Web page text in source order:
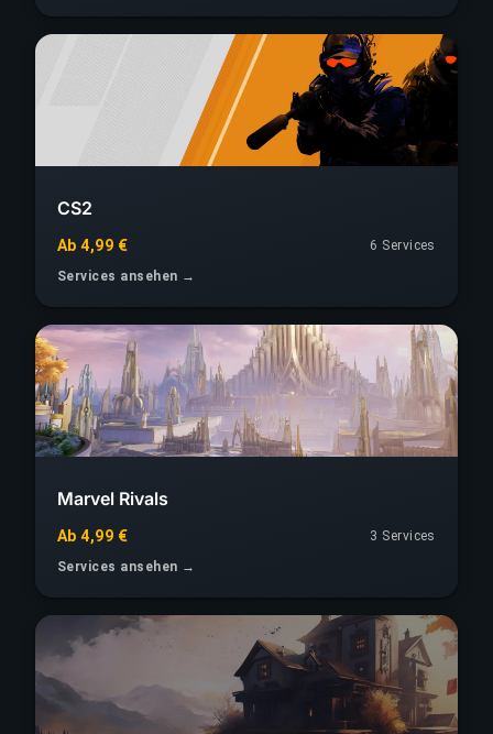
CS2
Ab 4,99 €
6 Services
Services ansehen →
Marvel Rivals
Ab 4,99 €
3 Services
Services ansehen →